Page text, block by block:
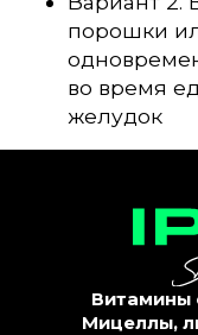
порошки
во время
желудок
Витамины
Мицеллы,